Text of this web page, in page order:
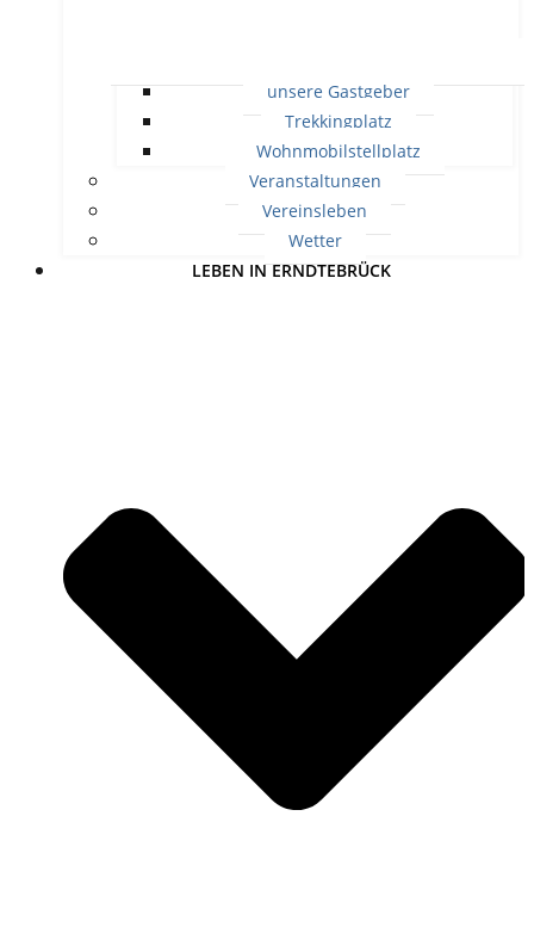
unsere Gastgeber
Trekkingplatz
Wohnmobilstellplatz
Veranstaltungen
Vereinsleben
Wetter
LEBEN IN ERNDTEBRÜCK